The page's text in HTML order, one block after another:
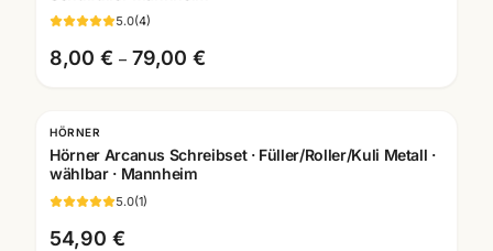
5.0(4)
8,00 € – 79,00 €
Gravur
HÖRNER
Hörner Arcanus Schreibset · Füller/Roller/Kuli Metall ·
wählbar · Mannheim
5.0(1)
54,90 €